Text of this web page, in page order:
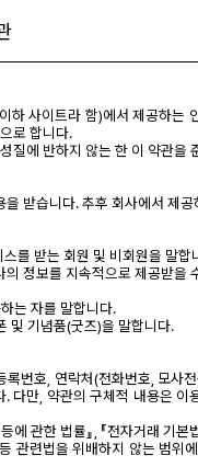
하 사이트라 함)에서 제공하는
로 합니다.
질에 반하지 않는 한 이 약관을
받습니다. 추후 회사에서 제
를 받는 회원 및 비회원을 말합
정보를 지속적으로 제공받을
는 자를 말합니다.
및 기념품(굿즈)을 말합니다.
번호, 연락처(전화번호, 모사
다만, 약관의 구체적 내용은 이
관한 법률』, 『전자거래 기본법
등 관련법을 위배하지 않는 범위